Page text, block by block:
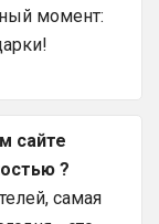
момент:
сайте
?
самая